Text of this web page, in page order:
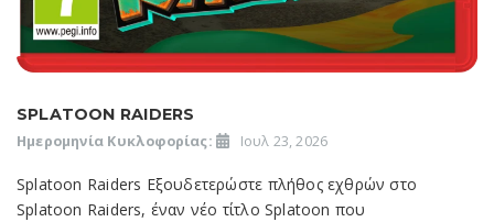
SPLATOON RAIDERS
Ημερομηνία Κυκλοφορίας: Ιουλ 23, 2026
Splatoon Raiders Εξουδετερώστε πλήθος εχθρών στο
Splatoon Raiders, έναν νέο τίτλο Splatoon που